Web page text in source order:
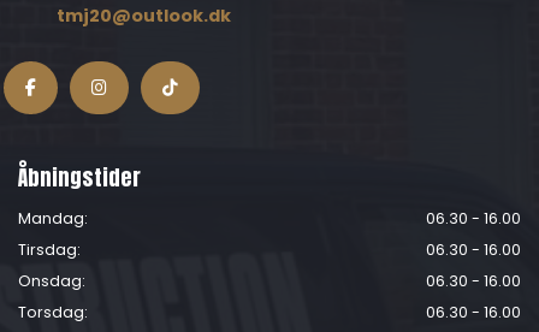
tmj20@outlook.dk
Åbningstider
Mandag:
06.30 - 16.00
Tirsdag:
06.30 - 16.00
Onsdag:
06.30 - 16.00
Torsdag:
06.30 - 16.00